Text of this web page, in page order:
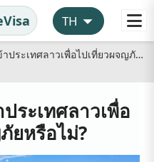
เทศลาวเพื่อไปเที่ยวผจญภัยหรือไม่?
ระเทศลาวเพื่อ
ยหรือไม่?